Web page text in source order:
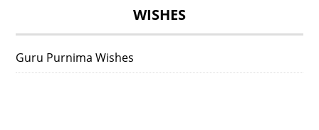
WISHES
Guru Purnima Wishes